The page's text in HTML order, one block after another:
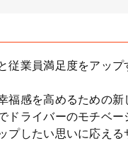
従業員満足度をアッ
福感を高めるための
ドライバーのモチベー
プしたい思いに応える